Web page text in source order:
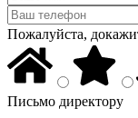
Пожалуйста,
Письмо директору